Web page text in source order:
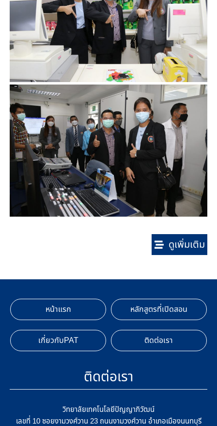
ดูเพิ่มเติม
หน้าแรก หลักสูตรที่เปิดสอน
เกี่ยวกับPAT ติดต่อเรา
ติดต่อเรา
วิทยาลัยเทคโนโลยีปัญญาภิวัฒน์
เลขที่ 10 ซอยงามวงศ์วาน 23 ถนนงามวงศ์วาน อำเภอเมืองนนทบุรี